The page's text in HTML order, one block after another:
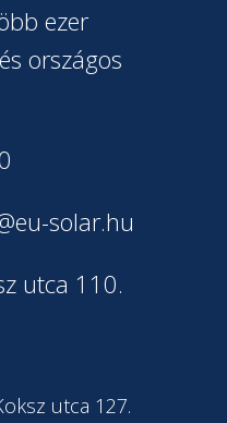
ezer
országos
solar.hu
utca 110.
utca 127.